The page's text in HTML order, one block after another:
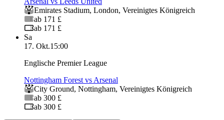
Emirates Stadium, London, Vereinigtes Königreich
ab 171 £
ab 171 £
Sa
17. Okt.15:00
Englische Premier League
Nottingham Forest vs Arsenal
City Ground, Nottingham, Vereinigtes Königreich
ab 300 £
ab 300 £